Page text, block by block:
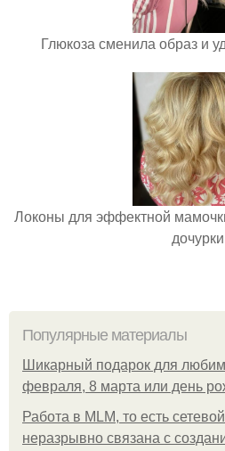
Глюкоза сменила образ и
Локоны для эффектной
Популярные материалы
Шикарный подарок для
февраля, 8 марта или день
Работа в MLM, то есть
неразрывно связана с